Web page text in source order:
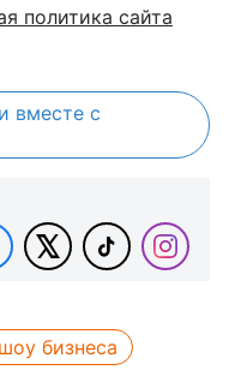
политика сайта
вместе с
бизнеса